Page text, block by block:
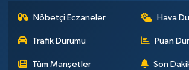
Nöbetçi Eczaneler Hava
Trafik Durumu Puan
Tüm Manşetler Son